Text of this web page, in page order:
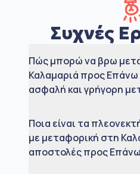
Συχνές
Πώς μπορώ να βρω
Καλαμαριά προς Επάνω
ασφαλή και γρήγορη
Ποια είναι τα
με μεταφορική στη
αποστολές προς